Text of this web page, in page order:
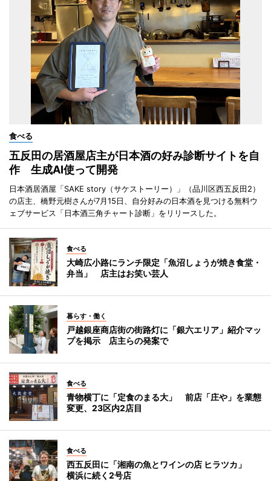
食べる
五反田の居酒屋店主が日本酒の好み診断サイトを自
作 生成AI使って開発
日本酒居酒屋「SAKE story（サケストーリー）」（品川区西五反田2）
の店主、橋野元樹さんが7月15日、自分好みの日本酒を見つける無料ウ
ェブサービス「日本酒三角チャート診断」をリリースした。
食べる
大崎広小路にランチ限定「魚沼しょうが焼き食堂・
弁当」 店主はお笑い芸人
暮らす・働く
戸越銀座商店街の街路灯に「銀六エリア」紹介マッ
プを掲示 店主らの発案で
食べる
青物横丁に「定食のまる大」 前店「庄や」を業態
変更、23区内2店目
食べる
西五反田に「湘南の魚とワインの店 ヒラツカ」
横浜に続く2号店